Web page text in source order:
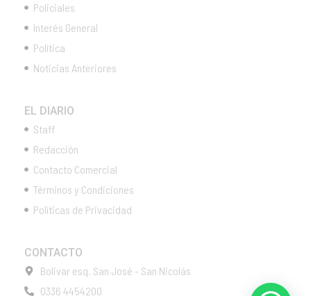
Policiales
Interés General
Política
Noticias Anteriores
EL DIARIO
Staff
Redacción
Contacto Comercial
Términos y Condiciones
Políticas de Privacidad
CONTACTO
Bolivar esq. San José - San Nicolás
0336 4454200